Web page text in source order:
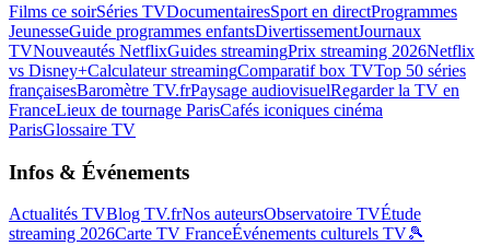
Films ce soirSéries TVDocumentairesSport en directProgrammes
JeunesseGuide programmes enfantsDivertissementJournaux
TVNouveautés NetflixGuides streamingPrix streaming 2026Netflix
vs Disney+Calculateur streamingComparatif box TVTop 50 séries
françaisesBaromètre TV.frPaysage audiovisuelRegarder la TV en
FranceLieux de tournage ParisCafés iconiques cinéma
ParisGlossaire TV
Infos & Événements
Actualités TVBlog TV.frNos auteursObservatoire TVÉtude
streaming 2026Carte TV FranceÉvénements culturels TV🎾